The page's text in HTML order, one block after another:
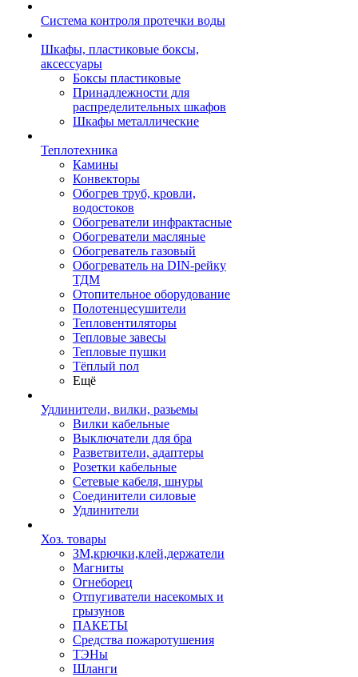
Система контроля протечки воды
Шкафы, пластиковые боксы,
аксессуары
Боксы пластиковые
Принадлежности для
распределительных шкафов
Шкафы металлические
Теплотехника
Камины
Конвекторы
Обогрев труб, кровли,
водостоков
Обогреватели инфрактасные
Обогреватели масляные
Обогреватель газовый
Обогреватель на DIN-рейку
ТДМ
Отопительное оборудование
Полотенцесушители
Тепловентиляторы
Тепловые завесы
Тепловые пушки
Тёплый пол
Ещё
Удлинители, вилки, разьемы
Вилки кабельные
Выключатели для бра
Разветвители, адаптеры
Розетки кабельные
Сетевые кабеля, шнуры
Соединители силовые
Удлинители
Хоз. товары
ЗМ,крючки,клей,держатели
Магниты
Огнеборец
Отпугиватели насекомых и
грызунов
ПАКЕТЫ
Средства пожаротушения
ТЭНы
Шланги